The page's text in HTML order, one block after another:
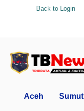
Back to Login
Aceh Sumut